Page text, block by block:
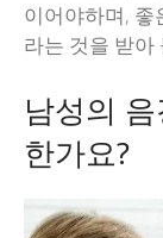
이어야하며, 좋
라는 것을 받아
남성의
한가요?